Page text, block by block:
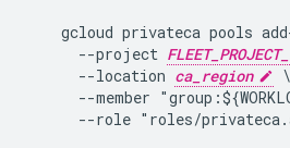
gcloud privateca pools
      --project
      --location
ca_region
\
--member